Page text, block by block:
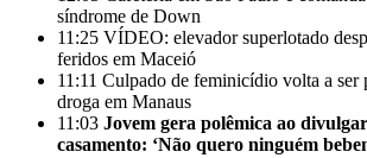
síndrome de Down
11:25 VÍDEO: elevador superlotado
feridos em Maceió
11:11 Culpado de feminicídio volta a ser
droga em Manaus
11:03 Jovem gera polêmica ao
casamento: ‘Não quero ninguém